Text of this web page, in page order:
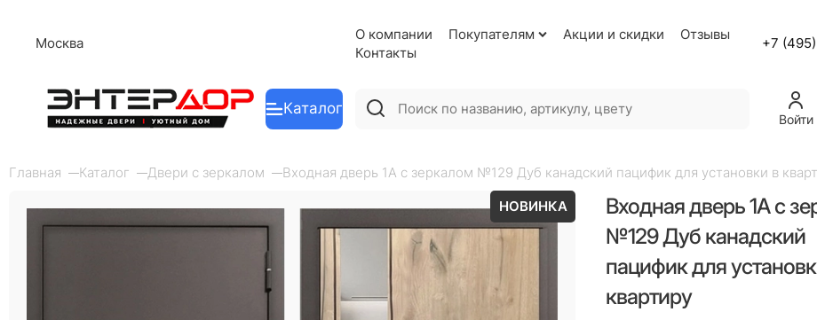
Москва
О компании Покупателям Акции и скидки
Отзывы
Контакты
+7
Каталог
Войти
Главная Каталог Двери с зеркалом Входная дверь 1А с зеркалом №129 Дуб канадский пацифик для установки в
НОВИНКА
Входная дверь 1А с
№129 Дуб канадский
пацифик для
квартиру